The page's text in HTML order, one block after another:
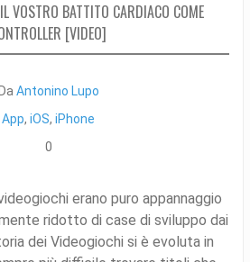
VOSTRO BATTITO CARDIACO COME
[VIDEO]
DaAntonino Lupo
App,iOS,iPhone
0
erano puro appannaggio
ridotto di case di sviluppo dai
dei Videogiochi si è evoluta in